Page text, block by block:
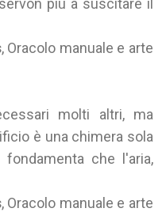
più a suscitare il
, Oracolo manuale e arte
molti altri, ma
è una chimera sola
che l'aria,
, Oracolo manuale e arte